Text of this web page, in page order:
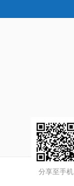
分享至手机